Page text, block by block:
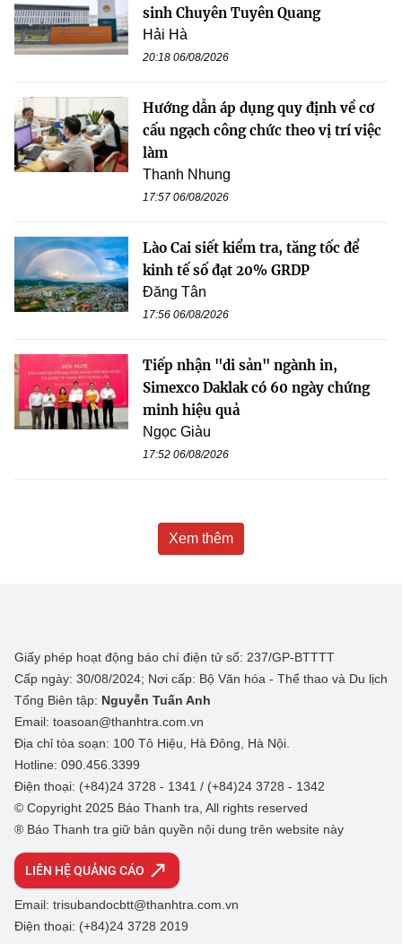
sinh Chuyên Tuyên Quang
Hải Hà
20:18 06/08/2026
Hướng dẫn áp dụng quy định về cơ
cấu ngạch công chức theo vị trí việc
làm
Thanh Nhung
17:57 06/08/2026
Lào Cai siết kiểm tra, tăng tốc để
kinh tế số đạt 20% GRDP
Đăng Tân
17:56 06/08/2026
Tiếp nhận "di sản" ngành in,
Simexco Daklak có 60 ngày chứng
minh hiệu quả
Ngọc Giàu
17:52 06/08/2026
Xem thêm
Giấy phép hoạt động báo chí điện tử số: 237/GP-BTTTT
Cấp ngày: 30/08/2024; Nơi cấp: Bộ Văn hóa - Thể thao và Du lịch
Tổng Biên tập: Nguyễn Tuấn Anh
Email: toasoan@thanhtra.com.vn
Địa chỉ tòa soạn: 100 Tô Hiệu, Hà Đông, Hà Nội.
Hotline: 090.456.3399
Điện thoại: (+84)24 3728 - 1341 / (+84)24 3728 - 1342
© Copyright 2025 Báo Thanh tra, All rights reserved
® Báo Thanh tra giữ bản quyền nội dung trên website này
LIÊN HỆ QUẢNG CÁO
Email: trisubandocbtt@thanhtra.com.vn
Điện thoại: (+84)24 3728 2019